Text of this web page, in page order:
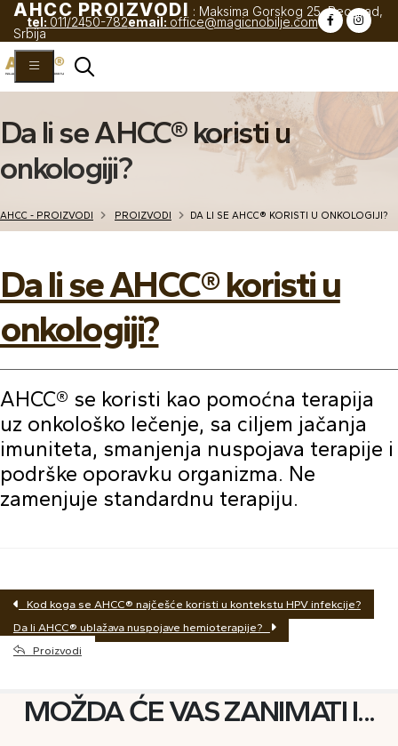
AHCC PROIZVODI : Maksima Gorskog 25, Beograd,
Srbija
tel: 011/2450-782email: office@magicnobilje.com
Da li se AHCC® koristi u
onkologiji?
AHCC - PROIZVODI PROIZVODI DA LI SE AHCC® KORISTI U ONKOLOGIJI?
Da li se AHCC® koristi u
onkologiji?
AHCC® se koristi kao pomoćna terapija
uz onkološko lečenje, sa ciljem jačanja
imuniteta, smanjenja nuspojava terapije i
podrške oporavku organizma. Ne
zamenjuje standardnu terapiju.
Kod koga se AHCC® najčešće koristi u kontekstu HPV infekcije?
Da li AHCC® ublažava nuspojave hemioterapije?
Proizvodi
MOŽDA ĆE VAS ZANIMATI I...